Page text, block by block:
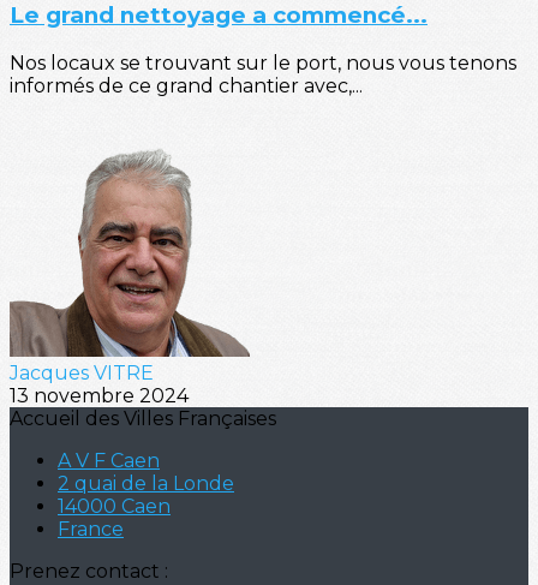
Le grand nettoyage a commencé...
Nos locaux se trouvant sur le port, nous vous tenons
informés de ce grand chantier avec,...
Jacques VITRE
13 novembre 2024
Accueil des Villes Françaises
A V F Caen
2 quai de la Londe
14000 Caen
France
Prenez contact :